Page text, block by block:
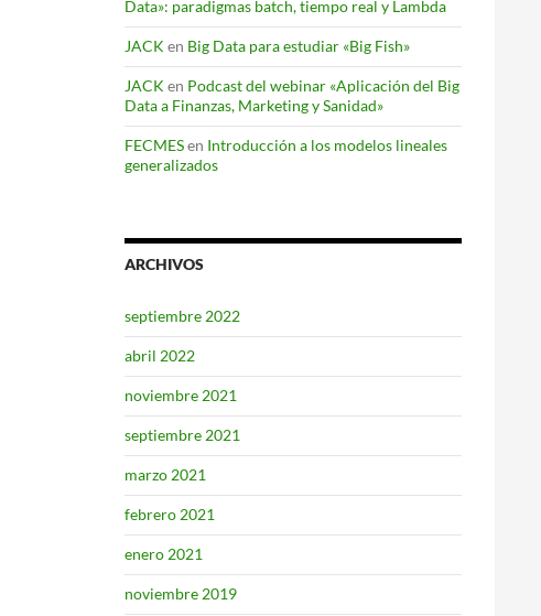
Data»: paradigmas batch, tiempo real y Lambda
JACK en Big Data para estudiar «Big Fish»
JACK en Podcast del webinar «Aplicación del Big
Data a Finanzas, Marketing y Sanidad»
FECMESen Introducción a los modelos lineales
generalizados
ARCHIVOS
septiembre 2022
abril 2022
noviembre 2021
septiembre 2021
marzo 2021
febrero 2021
enero 2021
noviembre 2019